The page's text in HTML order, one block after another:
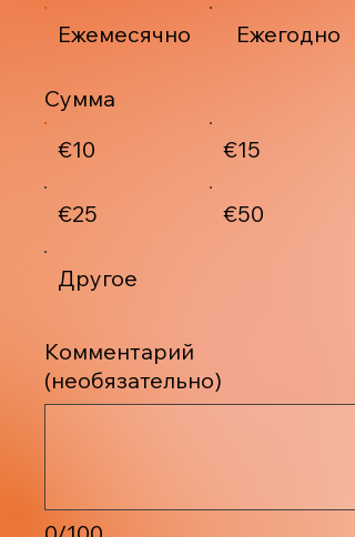
Ежемесячно
Ежегодно
Сумма
€10
€15
€25 €50
Другое
Комментарий
(необязательно)